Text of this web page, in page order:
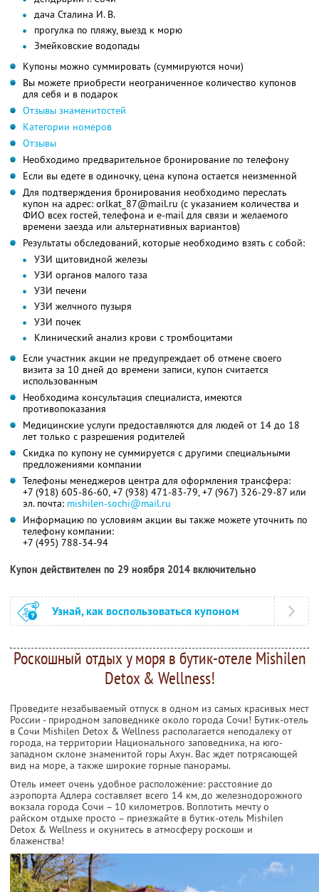
дача Сталина И. В.
прогулка по пляжу, выезд к морю
Змейковские водопады
Купоны можно суммировать (суммируются ночи)
Вы можете приобрести неограниченное количество купонов
для себя и в подарок
Отзывы знаменитостей
Категории номеров
Отзывы
Необходимо предварительное бронирование по телефону
Если вы едете в одиночку, цена купона остается неизменной
Для подтверждения бронирования необходимо переслать
купон на адрес: orlkat_87@mail.ru (с указанием количества и
ФИО всех гостей, телефона и e-mail для связи и желаемого
времени заезда или альтернативных вариантов)
Результаты обследований, которые необходимо взять с собой:
УЗИ щитовидной железы
УЗИ органов малого таза
УЗИ печени
УЗИ желчного пузыря
УЗИ почек
Клинический анализ крови с тромбоцитами
Если участник акции не предупреждает об отмене своего
визита за 10 дней до времени записи, купон считается
использованным
Необходима консультация специалиста, имеются
противопоказания
Медицинские услуги предоставляются для людей от 14 до 18
лет только с разрешения родителей
Скидка по купону не суммируется с другими специальными
предложениями компании
Телефоны менеджеров центра для оформления трансфера:
+7 (918) 605-86-60,+7 (938) 471-83-79,+7 (967) 326-29-87 или
эл. почта: mishilen-sochi@mail.ru
Информацию по условиям акции вы также можете уточнить по
телефону компании:
+7 (495) 788-34-94
Купон действителен по 29 ноября 2014 включительно
Узнай, как воспользоваться купоном
Роскошный отдых у моря в бутик-отеле Mishilen
Detox & Wellness!
Проведите незабываемый отпуск в одном из самых красивых мест
России - природном заповеднике около города Сочи! Бутик-отель
в Сочи Mishilen Detox & Wellness располагается неподалеку от
города, на территории Национального заповедника, на юго-
западном склоне знаменитой горы Ахун. Вас ждет потрясающей
вид на море, а также широкие горные панорамы.
Отель имеет очень удобное расположение: расстояние до
аэропорта Адлера составляет всего 14 км, до железнодорожного
вокзала города Сочи – 10 километров. Воплотить мечту о
райском отдыхе просто – приезжайте в бутик-отель Mishilen
Detox & Wellness и окунитесь в атмосферу роскоши и
блаженства!